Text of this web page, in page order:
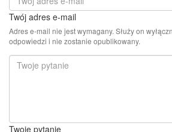
Twój adres e-mail
Adres e-mail nie jest wymagany. Służy on
odpowiedzi i nie zostanie opublikowany.
Twoje pytanie